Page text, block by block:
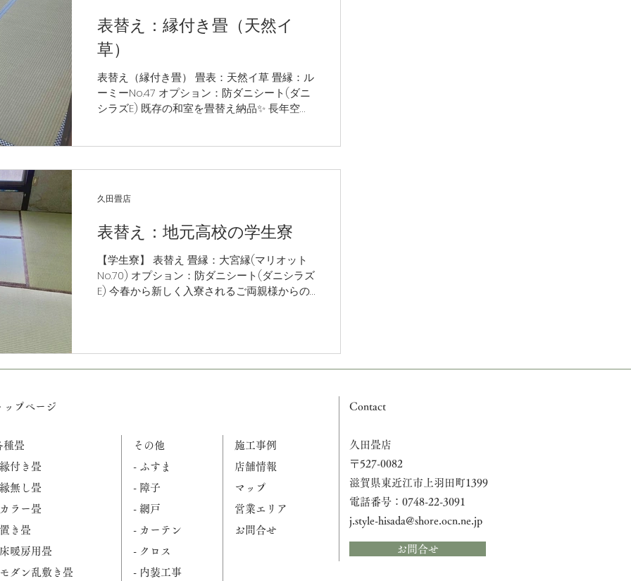
表替え：縁付き畳（天然イ
草）
表替え（縁付き畳） 畳表：天然イ草 畳縁：ル
ーミーNo.47 オプション：防ダニシート(ダニ
シラズE) 既存の和室を畳替え納品✨ 長年空き
表替え：地元高校の学生寮
【学生寮】 表替え 畳縁：大宮縁(マリオット
No.70) オプション：防ダニシート(ダニシラズ
E) 今春から新しく入寮されるご両親様からの
久田畳店
ップページ
種畳
付き畳
無し畳
ラー畳
き畳
暖房用畳
ダン乱敷き畳
その他
- ふすま
- 障子
- 網戸
- カーテン
- クロス
- 内装工事
施工事例
店舗情報
マップ
営業エリア
お問合せ
Contact
久田畳店
〒527-0082
滋賀県東近江市上羽田町1399
電話番号：0748-22-3091
j.style-hisada@shore.ocn.ne.jp
お問合せ